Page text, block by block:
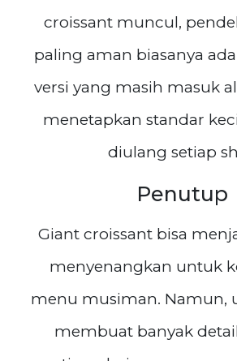
croissant muncul,
paling aman biasanya
versi yang masih masuk
menetapkan standar
diulang setiap
Penutup
Giant croissant bisa
menyenangkan untuk
menu musiman. Namun,
membuat banyak